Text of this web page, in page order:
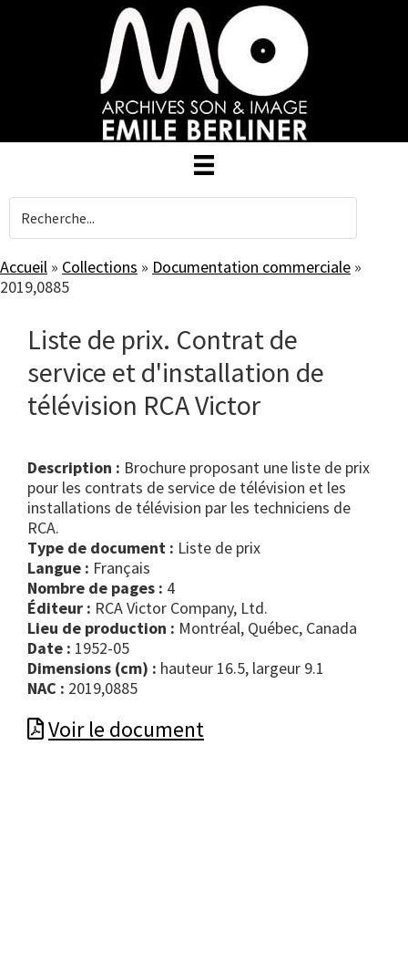
Accueil » Collections » Documentation commerciale »
2019,0885
Liste de prix. Contrat de
service et d'installation de
télévision RCA Victor
Description : Brochure proposant une liste de prix
pour les contrats de service de télévision et les
installations de télévision par les techniciens de
RCA.
Type de document :
liste de prix
Langue : Français
Nombre de pages : 4
Éditeur : RCA Victor Company, Ltd.
Lieu de production : Montréal, Québec, Canada
Date : 1952-05
Dimensions (cm) : hauteur 16.5, largeur 9.1
NAC : 2019,0885
Voir le document